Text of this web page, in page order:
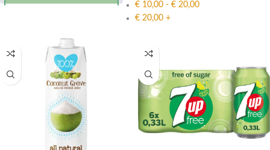
€ 10,00 - € 20,00
€ 20,00 +